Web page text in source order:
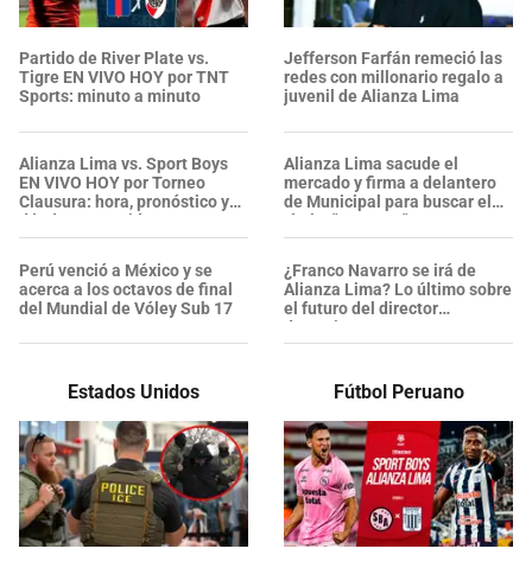
Partido de River Plate vs.
Tigre EN VIVO HOY por TNT
Sports: minuto a minuto
Alianza Lima vs. Sport Boys
EN VIVO HOY por Torneo
Clausura: hora, pronóstico y
dónde ver partido
Perú venció a México y se
acerca a los octavos de final
del Mundial de Vóley Sub 17
Jefferson Farfán remeció las
redes con millonario regalo a
juvenil de Alianza Lima
Alianza Lima sacude el
mercado y firma a delantero
de Municipal para buscar el
título: "Contrato"
¿Franco Navarro se irá de
Alianza Lima? Lo último sobre
el futuro del director
deportivo
Estados Unidos Fútbol Peruano